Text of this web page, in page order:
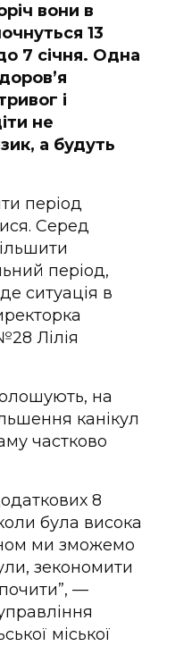
вони в
13
7 січня. Одна
і
не
а будуть
період
Серед
період,
ситуація в
Лілія
на
канікул
частково
8
була висока
ми зможемо
зекономити
—
міської